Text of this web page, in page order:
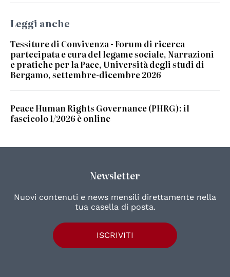
Leggi anche
Tessiture di Convivenza - Forum di ricerca
partecipata e cura del legame sociale, Narrazioni
e pratiche per la Pace, Università degli studi di
Bergamo, settembre-dicembre 2026
Peace Human Rights Governance (PHRG): il
fascicolo 1/2026 è online
Newsletter
Nuovi contenuti e news mensili direttamente nella
tua casella di posta.
ISCRIVITI